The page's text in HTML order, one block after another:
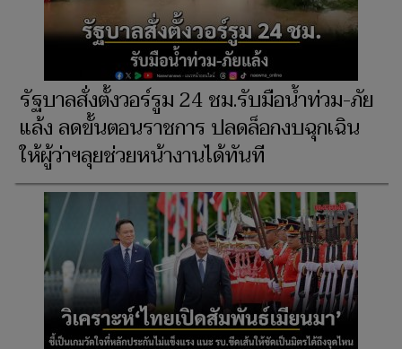
รัฐบาลสั่งตั้งวอร์รูม 24 ชม.รับมือน้ำท่วม-ภัย
แล้ง ลดขั้นตอนราชการ ปลดล็อกงบฉุกเฉิน
ให้ผู้ว่าฯลุยช่วยหน้างานได้ทันที